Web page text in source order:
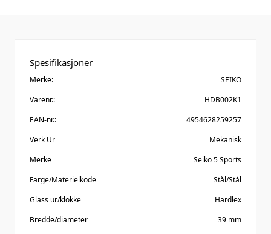
Spesifikasjoner
Merke:
SEIKO
Varenr.:
HDB002K1
EAN-nr.:
4954628259257
Verk Ur
Mekanisk
Merke
Seiko 5 Sports
Farge/Materielkode
Stål/Stål
Glass ur/klokke
Hardlex
Bredde/diameter
39 mm